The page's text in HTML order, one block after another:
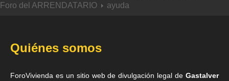
Foro del ARRENDATARIO
ayuda
Quiénes somos
ForoVivienda es un sitio web de divulgación legal de Gastalver